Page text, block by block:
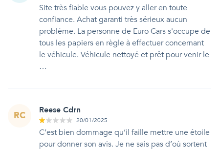
Site très fiable vous pouvez y aller en toute
confiance. Achat garanti très sérieux aucun
problème. La personne de Euro Cars s'occupe de
tous les papiers en règle à effectuer concernant
le véhicule. Véhicule nettoyé et prêt pour venir le
…
RC Reese Cdrn
20/01/2025
C’est bien dommage qu’il faille mettre une étoile
pour donner son avis. Je ne sais pas d’où sortent